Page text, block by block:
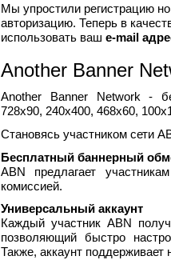
Мы упростили регистрацию
авторизацию. Теперь в
использовать ваш e-mail
Another Banner
Another Banner Network -
728x90, 240x400, 468x60,
Становясь участником сети
Бесплатный баннерный
ABN предлагает
комиссией.
Универсальный аккаунт
Каждый участник ABN
позволяющий быстро
Также, аккаунт поддерживает